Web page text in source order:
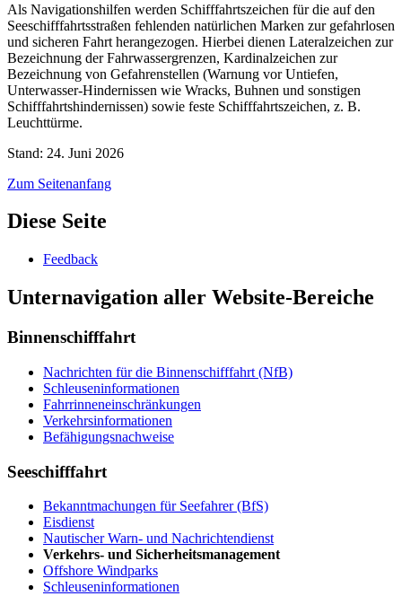
Als Navigationshilfen werden Schifffahrtszeichen für die auf den
Seeschifffahrtsstraßen fehlenden natürlichen Marken zur gefahrlosen
und sicheren Fahrt herangezogen. Hierbei dienen Lateralzeichen zur
Bezeichnung der Fahrwassergrenzen, Kardinalzeichen zur
Bezeichnung von Gefahrenstellen (Warnung vor Untiefen,
Unterwasser-Hindernissen wie Wracks, Buhnen und sonstigen
Schifffahrtshindernissen) sowie feste Schifffahrtszeichen, z. B.
Leuchttürme.
Stand: 24. Juni 2026
Zum Seitenanfang
Diese Seite
Feedback
Unternavigation aller Website-Bereiche
Binnenschifffahrt
Nachrichten für die Binnenschifffahrt (NfB)
Schleuseninformationen
Fahrrinneneinschränkungen
Verkehrsinformationen
Befähigungsnachweise
Seeschifffahrt
Bekanntmachungen für Seefahrer (BfS)
Eisdienst
Nautischer Warn- und Nachrichtendienst
Verkehrs- und Sicherheitsmanagement
Offshore Windparks
Schleuseninformationen